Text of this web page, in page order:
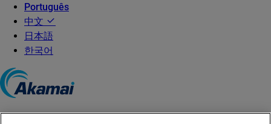
Português
中文
日本語
한국어